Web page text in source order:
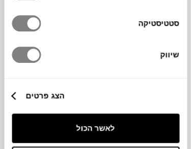
סטטיסטיקה
שיווק
הצג פרטים
לאשר הכול
מותג
מידע על חומרים